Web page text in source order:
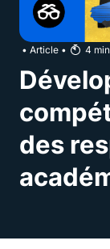
• Article • 4
des